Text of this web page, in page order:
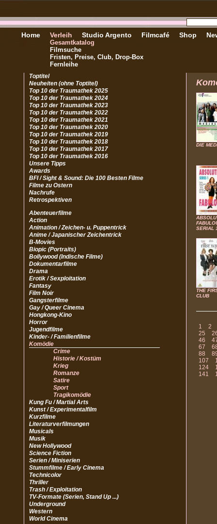
Home Verleih
Gesamtkatalog
Filmsuche
Fristen, Preise, Club, Drop-Box
Fernleihe
Studio Argento Filmcafé Shop
Toptitel
Neuheiten (ohne Toptitel)
Top 10 der Traumathek 2025
Top 10 der Traumathek 2024
Top 10 der Traumathek 2023
Top 10 der Traumathek 2022
Top 10 der Traumathek 2021
Top 10 der Traumathek 2020
Top 10 der Traumathek 2019
Top 10 der Traumathek 2018
Top 10 der Traumathek 2017
Top 10 der Traumathek 2016
Unsere Tipps
Awards
BFI / Sight & Sound: Die 100 Besten Filme
Filme zu Ostern
Nachrufe
Retrospektiven
Abenteuerfilme
Action
Animation / Zeichen- u. Puppentrick
Anime / Japanischer Zeichentrick
B-Movies
Biopic (Portraits)
Bollywood (Indische Filme)
Dokumentarfilme
Drama
Erotik / Sexploitation
Fantasy
Film Noir
Gangsterfilme
Gay / Queer Cinema
Hongkong-Kino
Horror
Jugendfilme
Kinder- / Familienfilme
Komödie
Crime
Historie / Kostüm
Krieg
Romanze
Satire
Sport
Tragikomödie
Kung Fu / Martial Arts
Kunst / Experimentalfilm
Kurzfilme
Literaturverfilmungen
Musicals
Musik
New Hollywood
Science Fiction
Serien / Miniserien
Stummfilme / Early Cinema
Technicolor
Thriller
Trash / Exploitation
TV-Formate (Serien, Stand Up ...)
Underground
Western
World Cinema
DIE
SERIAL
THE
CLUB
1
2
25
46
67
88
107
124
141